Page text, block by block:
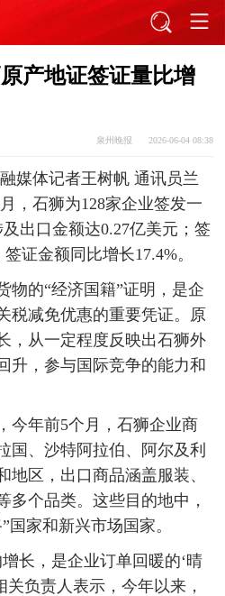
产地证签证量比增
泉州晚报 2026-06-04 08:38
媒体记者王树帆 通讯员兰
，石狮为128家企业签发一
出口金额达0.27亿美元；签
证金额同比增长17.4%。
物的“经济国籍”证明，是企
税减免优惠的重要凭证。原
，从一定程度反映出石狮外
升，参与国际竞争的能力和
今年前5个月，石狮企业商
国、沙特阿拉伯、阿尔及利
地区，出口商品涵盖服装、
多个品类。这些目的地中，
国家和新兴市场国家。
长，是企业订单回暖的‘晴
关负责人表示，今年以来，